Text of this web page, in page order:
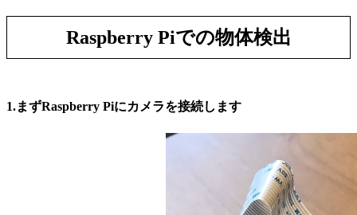
Raspberry Piでの物体検出
1.まずRaspberry Piにカメラを接続します